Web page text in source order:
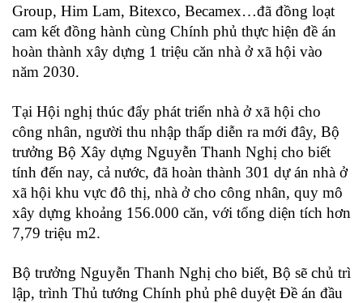
Group, Him Lam, Bitexco, Becamex…đã đồng loạt
cam kết đồng hành cùng Chính phủ thực hiện đề án
hoàn thành xây dựng 1 triệu căn nhà ở xã hội vào
năm 2030.
Tại Hội nghị thúc đẩy phát triển nhà ở xã hội cho
công nhân, người thu nhập thấp diễn ra mới đây, Bộ
trưởng Bộ Xây dựng Nguyễn Thanh Nghị cho biết
tính đến nay, cả nước, đã hoàn thành 301 dự án nhà ở
xã hội khu vực đô thị, nhà ở cho công nhân, quy mô
xây dựng khoảng 156.000 căn, với tổng diện tích hơn
7,79 triệu m2.
Bộ trưởng Nguyễn Thanh Nghị cho biết, Bộ sẽ chủ trì
lập, trình Thủ tướng Chính phủ phê duyệt Đề án đầu